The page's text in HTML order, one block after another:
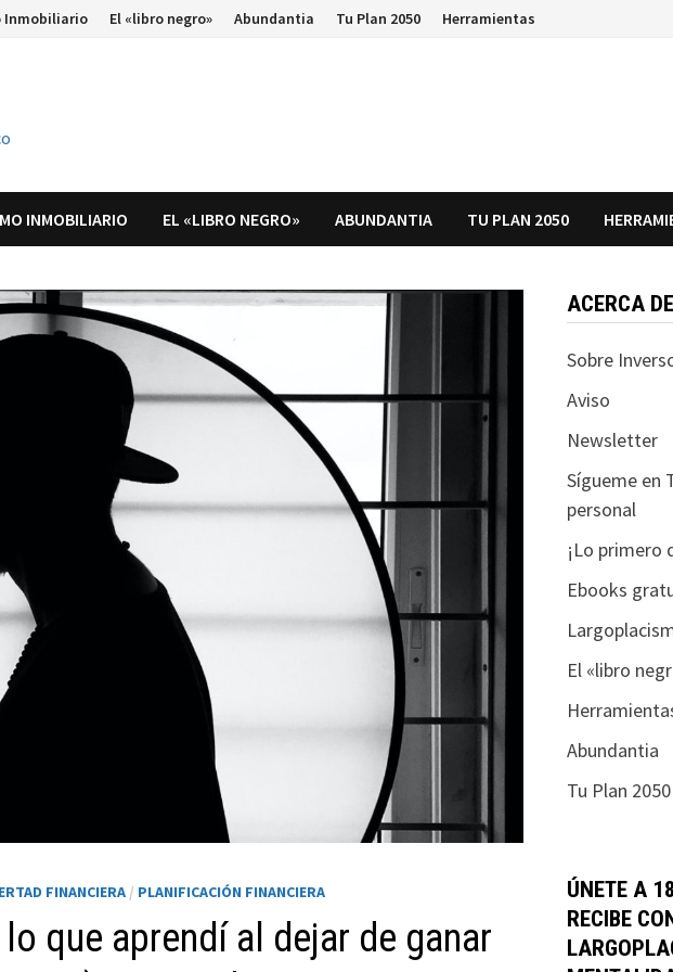
Inmobiliario El «libro negro» Abundantia Tu Plan 2050 Herramientas
INMOBILIARIO EL «LIBRO NEGRO» ABUNDANTIA TU PLAN 2050
FINANCIERA / PLANIFICACIÓN FINANCIERA
que aprendí al dejar de ganar
ACERCA
Sobre
Aviso
Newsletter
Sígueme en
personal
¡Lo primero
Ebooks
El «libro
Abundantia
Tu Plan 2050
ÚNETE A
RECIBE